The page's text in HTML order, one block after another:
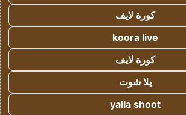
كورة لايف
koora live
كورة لايف
يلا شوت
yalla shoot